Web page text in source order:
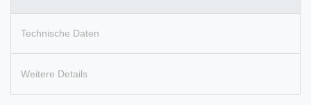
Technische Daten
Weitere Details